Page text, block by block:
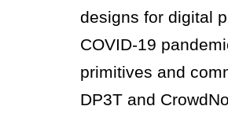
designs for digital
COVID-19
primitives and
DP3T and